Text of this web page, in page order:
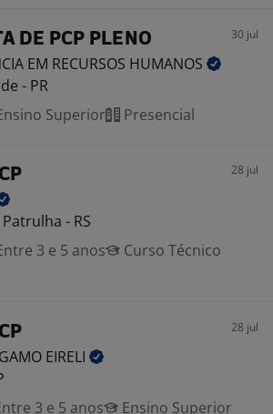
DE PCP PLENO 30 jul
EM RECURSOS HUMANOS
- PR
Superior Presencial
28 jul
- RS
3 e 5 anos
Curso Técnico
28 jul
EIRELI
3 e 5 anos
Ensino Superior